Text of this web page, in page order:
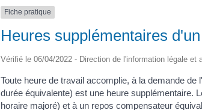
Fiche pratique
Heures supplémentaires
Vérifié le 06/04/2022 - Direction de l'information légale et
Toute heure de travail accomplie, à la demande
durée équivalente) est une heure supplémentaire.
horaire majoré) et à un repos compensateur